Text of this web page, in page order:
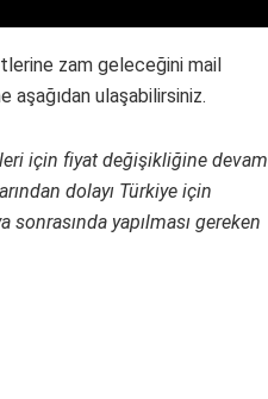
zam geleceğini mail
aşağıdan ulaşabilirsiniz.
için fiyat değişikliğine devam
dolayı Türkiye için
yapılması gereken